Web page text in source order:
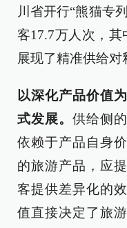
川省开行“熊猫专
客17.7万人次，其
展现了精准供给对
以深化产品价值
式发展。 供给侧
依赖于产品自身
的旅游产品，应
客提供差异化的
值直接决定了旅